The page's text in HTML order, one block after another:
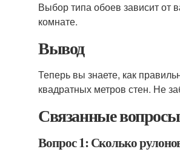
Выбор типа обоев зависит от
комнате.
Вывод
Теперь вы знаете, как
квадратных метров стен. Не
Связанные
Вопрос 1: Сколько